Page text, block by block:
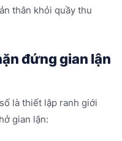
thân khỏi quầy thu
đứng gian lận
là thiết lập ranh giới
gian lận: